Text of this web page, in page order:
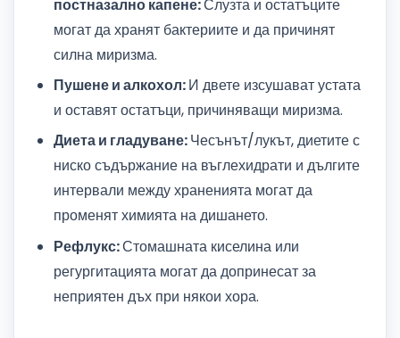
постназално капене:Слузта и остатъците
могат да хранят бактериите и да причинят
силна миризма.
Пушене и алкохол:И двете изсушават устата
и оставят остатъци, причиняващи миризма.
Диета и гладуване:Чесънът/лукът, диетите с
ниско съдържание на въглехидрати и дългите
интервали между храненията могат да
променят химията на дишането.
Рефлукс:Стомашната киселина или
регургитацията могат да допринесат за
неприятен дъх при някои хора.